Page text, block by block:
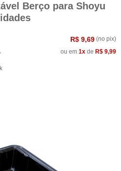
Berço para Shoyu
R$ 9,69 (no pix)
ou em 1x de R$ 9,99